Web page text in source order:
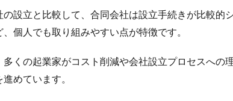
の設立と比較して、合同会社は設立手続きが比較的
、個人でも取り組みやすい点が特徴です。
多くの起業家がコスト削減や会社設立プロセスへの
めています。